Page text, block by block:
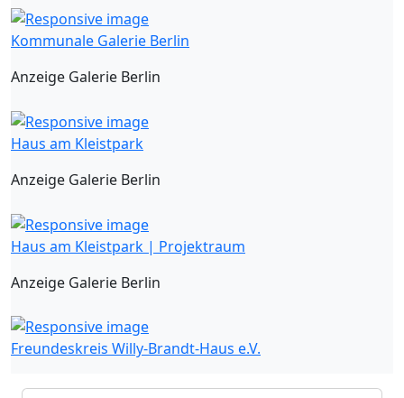
Kommunale Galerie Berlin
Anzeige Galerie Berlin
Haus am Kleistpark
Anzeige Galerie Berlin
Haus am Kleistpark | Projektraum
Anzeige Galerie Berlin
Freundeskreis Willy-Brandt-Haus e.V.